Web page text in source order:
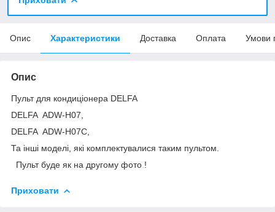
Опис Характеристики Доставка Оплата Умови
Опис
Пульт для кондиціонера DELFA
DELFA ADW-H07,
DELFA ADW-H07C,
Та інші моделі, які комплектувалися таким пультом.
Пульт буде як на другому фото !
Приховати